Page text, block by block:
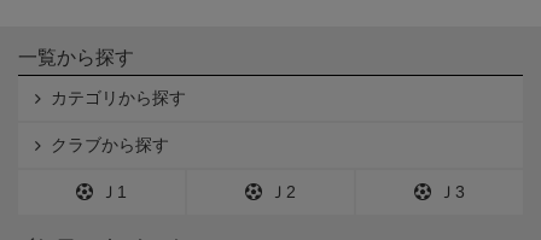
一覧から探す
カテゴリから探す
クラブから探す
Ｊ1 Ｊ2 Ｊ3